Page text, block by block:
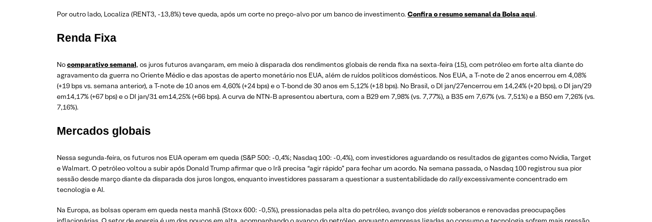
Por outro lado, Localiza (RENT3, -13,8%) teve queda, após um corte no preço-alvo por um banco de investimento. Confira o resumo semanal da Bolsa aqui.
Renda Fixa
Nocomparativo semanal, os juros futuros avançaram, em meio à disparada dos rendimentos globais de renda fixa na sexta-feira (15), com petróleo em forte alta diante do
agravamento da guerra no Oriente Médio e das apostas de aperto monetário nos EUA, além de ruídos políticos domésticos. Nos EUA, a T-note de 2 anos encerrou em 4,08%
(+19 bps vs. semana anterior), a T-note de 10 anos em 4,60% (+24 bps) e o T-bond de 30 anos em 5,12% (+18 bps). No Brasil, o DI jan/27encerrou em 14,24% (+20 bps), o DI jan/29
em14,17% (+67 bps) e o DI jan/31 em14,25% (+66 bps). A curva de NTN-B apresentou abertura, com a B29 em 7,98% (vs. 7,77%), a B35 em 7,67% (vs. 7,51%) e a B50 em 7,26% (vs.
7,16%).
Mercados globais
Nessa segunda-feira, os futuros nos EUA operam em queda (S&P 500: -0,4%; Nasdaq 100: -0,4%), com investidores aguardando os resultados de gigantes como Nvidia, Target
e Walmart. O petróleo voltou a subir após Donald Trump afirmar que o Irã precisa “agir rápido” para fechar um acordo. Na semana passada, o Nasdaq 100 registrou sua pior
sessão desde março diante da disparada dos juros longos, enquanto investidores passaram a questionar a sustentabilidade do rallyexcessivamente concentrado em
tecnologia e AI.
Na Europa, as bolsas operam em queda nesta manhã (Stoxx 600: -0,5%), pressionadas pela alta do petróleo, avanço dos yieldssoberanos e renovadas preocupações